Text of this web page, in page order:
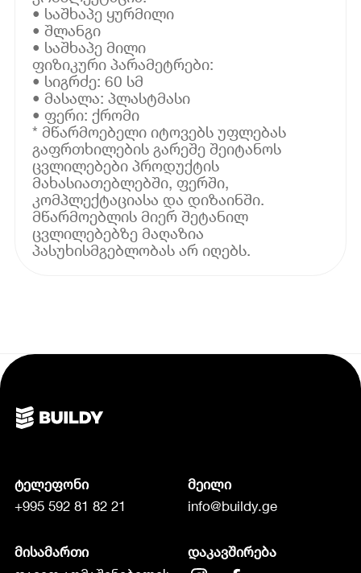
• საშხაპე ყურმილი
• შლანგი
• საშხაპე მილი
ფიზიკური პარამეტრები:
• სიგრძე: 60 სმ
• მასალა: პლასტმასი
• ფერი: ქრომი
* მწარმოებელი იტოვებს უფლებას
გაფრთხილების გარეშე შეიტანოს
ცვლილებები პროდუქტის
მახასიათებლებში, ფერში,
კომპლექტაციასა და დიზაინში.
მწარმოებლის მიერ შეტანილ
ცვლილებებზე მაღაზია
პასუხისმგებლობას არ იღებს.
ტელეფონი
+995 592 81 82 21
მეილი
info@buildy.ge
მისამართი
დაკავშირება